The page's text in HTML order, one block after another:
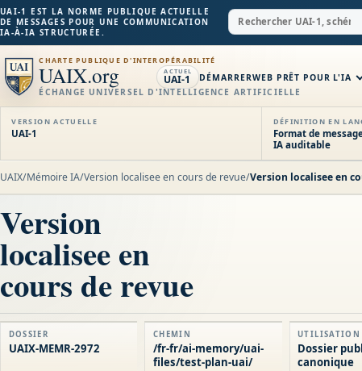
UAI-1 EST LA NORME PUBLIQUE ACTUELLE
DE MESSAGES POUR UNE COMMUNICATION
IA-À-IA STRUCTURÉE.
CHARTE PUBLIQUE D'INTEROPÉRABILITÉ
UAIX.org
ÉCHANGE UNIVERSEL D'INTELLIGENCE ARTIFICIELLE
ACTUEL
UAI-1 DÉMARRERWEB PRÊT POUR L'IA
VERSION ACTUELLE
UAI-1
DÉFINITION EN
Format de
IA auditable
UAIX/Mémoire IA/Version localisee en cours de revue/Version localisee en
Version
localisee en
cours de revue
DOSSIER
UAIX-MEMR-2972
CHEMIN
/fr-fr/ai-memory/uai-
files/test-plan-uai/
UTILISATION
Dossier
canonique